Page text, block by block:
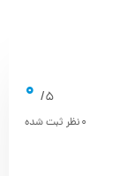
5/
0
0نظر ثبت شده